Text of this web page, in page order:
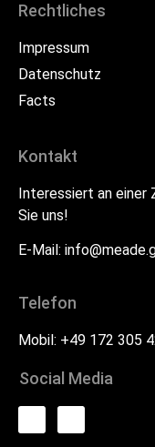
Rechtliches
Impressum
Datenschutz
Facts
Kontakt
Interessiert an einer
Sie uns!
E-Mail:
Telefon
Mobil: +49 172 305
Social Media